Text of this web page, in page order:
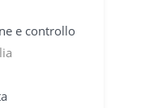
e controllo